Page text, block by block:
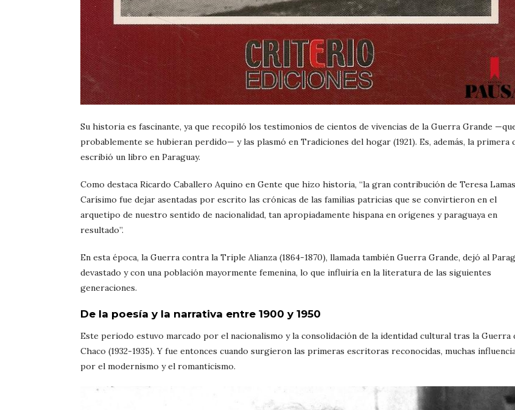
Su historia es fascinante, ya que recopiló los testimonios de cientos de vivencias de la Guerra Grande
probablemente se hubieran perdido— y las plasmó en Tradiciones del hogar (1921). Es, además, la primera
escribió un libro en Paraguay.
Como destaca Ricardo Caballero Aquino en Gente que hizo historia, “la gran contribución de Teresa Lamas
Carísimo fue dejar asentadas por escrito las crónicas de las familias patricias que se convirtieron en el
arquetipo de nuestro sentido de nacionalidad, tan apropiadamente hispana en orígenes y paraguaya en
resultado”.
En esta época, la Guerra contra la Triple Alianza (1864-1870), llamada también Guerra Grande, dejó al
devastado y con una población mayormente femenina, lo que influiría en la literatura de las siguientes
generaciones.
De la poesía y la narrativa entre 1900 y 1950
Este periodo estuvo marcado por el nacionalismo y la consolidación de la identidad cultural tras la Guerra
Chaco (1932-1935). Y fue entonces cuando surgieron las primeras escritoras reconocidas, muchas
por el modernismo y el romanticismo.